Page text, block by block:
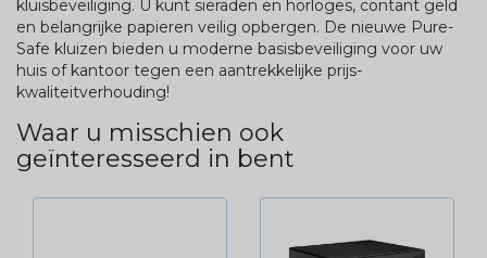
kluisbeveiliging. U kunt sieraden en horloges, contant geld
en belangrijke papieren veilig opbergen. De nieuwe Pure-
Safe kluizen bieden u moderne basisbeveiliging voor uw
huis of kantoor tegen een aantrekkelijke prijs-
kwaliteitverhouding!
Waar u misschien ook
geïnteresseerd in bent